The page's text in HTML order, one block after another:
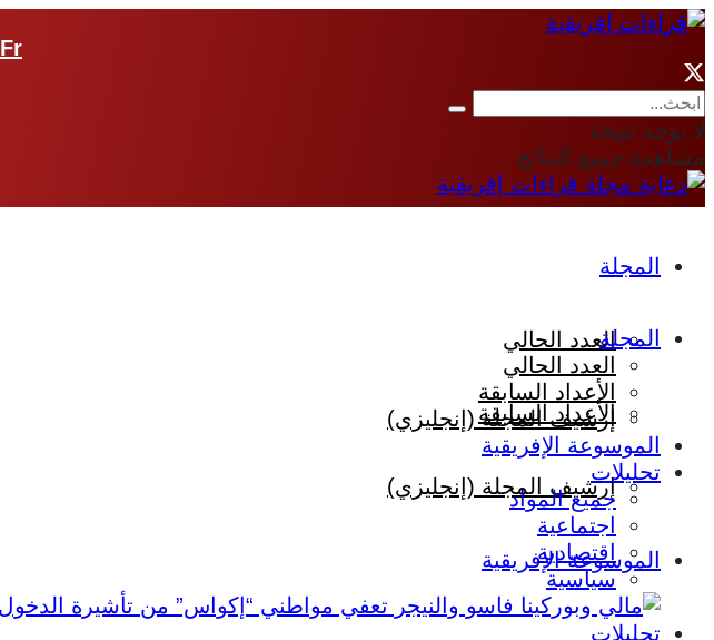
Fr
لا توجد نتيجة
مشاهدة جميع النتائج
المجلة
العدد الحالي
الأعداد السابقة
إرشيف المجلة (إنجليزي)
الموسوعة الإفريقية
تحليلات
المجلة
العدد الحالي
الأعداد السابقة
إرشيف المجلة (إنجليزي)
الموسوعة الإفريقية
تحليلات
جميع المواد
اجتماعية
اقتصادية
سياسية